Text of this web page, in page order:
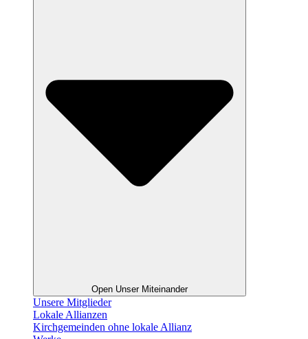
Open Unser Miteinander
Unsere Mitglieder
Lokale Allianzen
Kirchgemeinden ohne lokale Allianz